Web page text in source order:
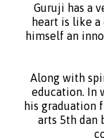
Guruji has a
heart is like
himself an
Along with
education. In
his graduation
arts 5th dan